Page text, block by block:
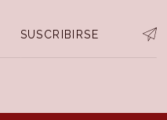
SUSCRIBIRSE